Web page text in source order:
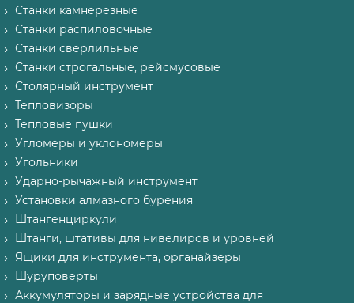
Станки камнерезные
Станки распиловочные
Станки сверлильные
Станки строгальные, рейсмусовые
Столярный инструмент
Тепловизоры
Тепловые пушки
Угломеры и уклономеры
Угольники
Ударно-рычажный инструмент
Установки алмазного бурения
Штангенциркули
Штанги, штативы для нивелиров и уровней
Ящики для инструмента, органайзеры
Шуруповерты
Аккумуляторы и зарядные устройства для